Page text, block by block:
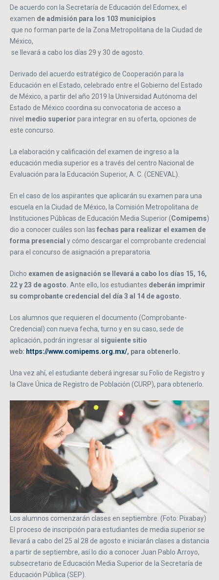
De acuerdo con la Secretaría de Educación del Edomex, el
examen de admisión para los 103 municipios
que no forman parte de la Zona Metropolitana de la Ciudad de
México,
se llevará a cabo los días 29 y 30 de agosto.
Derivado del acuerdo estratégico de Cooperación para la
Educación en el Estado, celebrado entre el Gobierno del Estado
de México, a partir del año 2019 la Universidad Autónoma del
Estado de México coordina su convocatoria de acceso a
nivel medio superior para integrar en su oferta, opciones de
este concurso.
La elaboración y calificación del examen de ingreso a la
educación media superior es a través del centro Nacional de
Evaluación para la Educación Superior, A. C. (CENEVAL).
En el caso de los aspirantes que aplicarán su examen para una
escuela en la Ciudad de México, la Comisión Metropolitana de
Instituciones Públicas de Educación Media Superior (Comipems)
dio a conocer cuáles son las fechas para realizar el examen de
forma presencial y cómo descargar el comprobante credencial
para el concurso de asignación a preparatoria.
Dicho examen de asignación se llevará a cabo los días 15, 16,
22 y 23 de agosto. Ante ello, los estudiantes deberán imprimir
su comprobante credencial del día 3 al 14 de agosto.
Los alumnos que requieren el documento (Comprobante-
Credencial) con nueva fecha, turno y en su caso, sede de
aplicación, podrán ingresar al siguiente sitio
web: https://www.comipems.org.mx/, para obtenerlo.
Una vez ahí, el estudiante deberá ingresar su Folio de Registro y
la Clave Única de Registro de Población (CURP), para obtenerlo.
Los alumnos comenzarán clases en septiembre. (Foto: Pixabay)
El proceso de inscripción para estudiantes de media superior se
llevará a cabo del 25 al 28 de agosto e iniciarán clases a distancia
a partir de septiembre, así lo dio a conocer Juan Pablo Arroyo,
subsecretario de Educación Media Superior de la Secretaría de
Educación Pública (SEP).